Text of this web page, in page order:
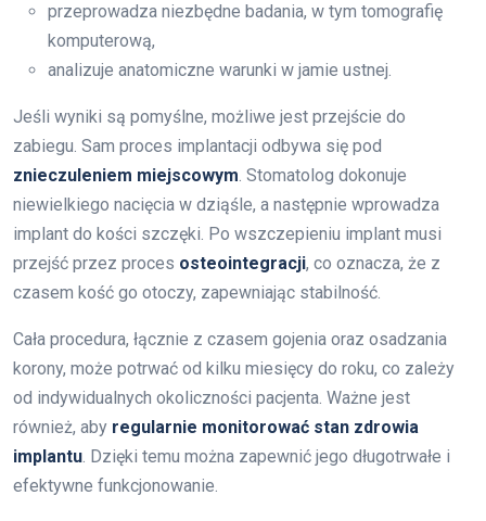
przeprowadza niezbędne badania, w tym tomografię
komputerową,
analizuje anatomiczne warunki w jamie ustnej.
Jeśli wyniki są pomyślne, możliwe jest przejście do
zabiegu. Sam proces implantacji odbywa się pod
znieczuleniem miejscowym. Stomatolog dokonuje
niewielkiego nacięcia w dziąśle, a następnie wprowadza
implant do kości szczęki. Po wszczepieniu implant musi
przejść przez proces osteointegracji, co oznacza, że z
czasem kość go otoczy, zapewniając stabilność.
Cała procedura, łącznie z czasem gojenia oraz osadzania
korony, może potrwać od kilku miesięcy do roku, co zależy
od indywidualnych okoliczności pacjenta. Ważne jest
również, aby regularnie monitorować stan zdrowia
implantu. Dzięki temu można zapewnić jego długotrwałe i
efektywne funkcjonowanie.